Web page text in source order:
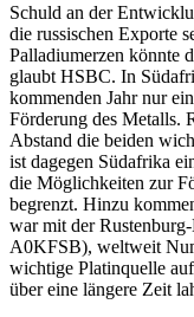
Schuld an der
die russischen Exporte
Palladiumerzen könnte
glaubt HSBC. In
kommenden Jahr nur
Förderung des Metalls.
Abstand die beiden
ist dagegen Südafrika
die Möglichkeiten zur
begrenzt. Hinzu
war mit der
A0KFSB), weltweit
wichtige Platinquelle
über eine längere Zeit